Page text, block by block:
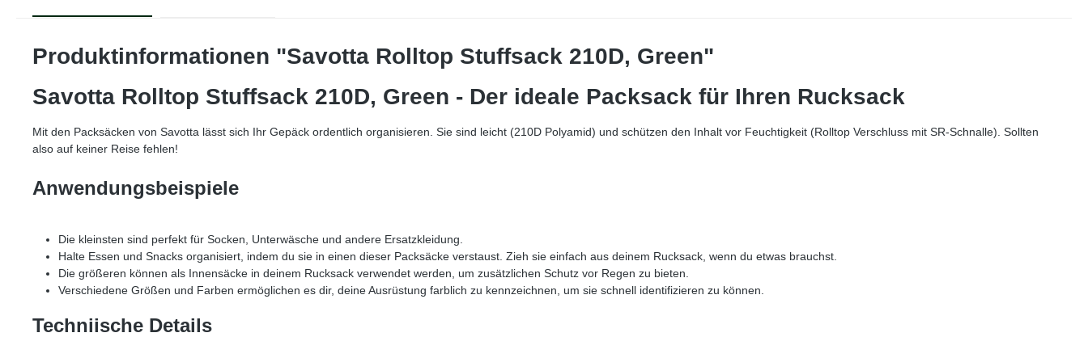
Produktinformationen "Savotta Rolltop Stuffsack 210D, Green"
Savotta Rolltop Stuffsack 210D, Green - Der ideale Packsack für Ihren Rucksack
Mit den Packsäcken von Savotta lässt sich Ihr Gepäck ordentlich organisieren. Sie sind leicht (210D Polyamid) und schützen den Inhalt vor Feuchtigkeit (Rolltop Verschluss mit SR-Schnalle). Sollten
also auf keiner Reise fehlen!
Anwendungsbeispiele
Die kleinsten sind perfekt für Socken, Unterwäsche und andere Ersatzkleidung.
Halte Essen und Snacks organisiert, indem du sie in einen dieser Packsäcke verstaust. Zieh sie einfach aus deinem Rucksack, wenn du etwas brauchst.
Die größeren können als Innensäcke in deinem Rucksack verwendet werden, um zusätzlichen Schutz vor Regen zu bieten.
Verschiedene Größen und Farben ermöglichen es dir, deine Ausrüstung farblich zu kennzeichnen, um sie schnell identifizieren zu können.
Techniische Details